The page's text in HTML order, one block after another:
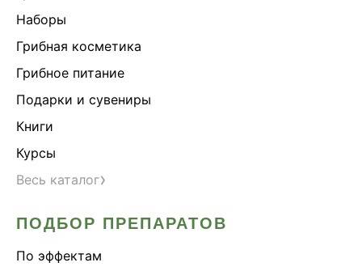
Наборы
Грибная косметика
Грибное питание
Подарки и сувениры
Книги
Курсы
Весь каталог›
ПОДБОР ПРЕПАРАТОВ
По эффектам